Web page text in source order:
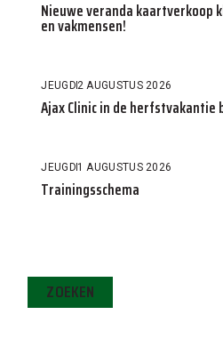
Nieuwe veranda kaartverkoop
en vakmensen!
JEUGD2 AUGUSTUS 2026
Ajax Clinic in de herfstvakantie
JEUGD1 AUGUSTUS 2026
Trainingsschema
ZOEKEN